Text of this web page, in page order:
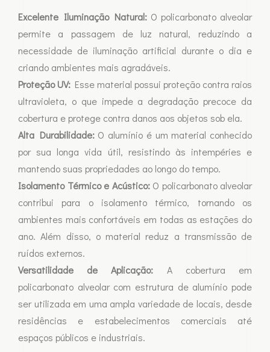
Excelente Iluminação Natural: O policarbonato alveolar
permite a passagem de luz natural, reduzindo a
necessidade de iluminação artificial durante o dia e
criando ambientes mais agradáveis.
Proteção UV: Esse material possui proteção contra raios
ultravioleta, o que impede a degradação precoce da
cobertura e protege contra danos aos objetos sob ela.
Alta Durabilidade:O alumínio é um material conhecido
por sua longa vida útil, resistindo às intempéries e
mantendo suas propriedades ao longo do tempo.
Isolamento Térmico e Acústico:O policarbonato alveolar
contribui para o isolamento térmico, tornando os
ambientes mais confortáveis em todas as estações do
ano. Além disso, o material reduz a transmissão de
ruídos externos.
Versatilidade de Aplicação: A cobertura em
policarbonato alveolar com estrutura de alumínio pode
ser utilizada em uma ampla variedade de locais, desde
residências e estabelecimentos comerciais até
espaços públicos e industriais.